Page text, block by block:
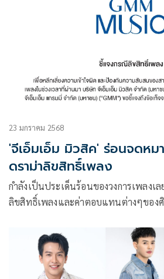
ประจำปี 2568 ภายใต้ชื่อ “Thai
23 มกราคม 2568
'จีเอ็มเอ็ม มิวสิค' ร่อนจดห
ดราม่าลิขสิทธิ์เพลง
กำลังเป็นประเด็นร้อนของวงการเพลงเ
ลิขสิทธิ์เพลงและค่าตอบแทนต่างๆของ
กับประเด็นลิขสิทธิ์เพลงในช่วงเวลาที่ผ่า